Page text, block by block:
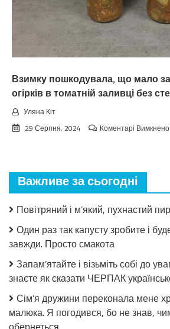
Взимку пошкодувала, що мало
огірків в томатній заливці без
Уляна Кіт
29 Серпня, 2024
Коментарі Вимкнено
Важливе за сьогодні
Повітряний і м’який, пухнастий
Один раз так капусту зробите і
завжди. Просто смакота
Запам’ятайте і візьміть собі до
знаєте як сказати ЧЕРПАК
Сім’я дружини переконала мене
малюка. Я погодився, бо не знав,